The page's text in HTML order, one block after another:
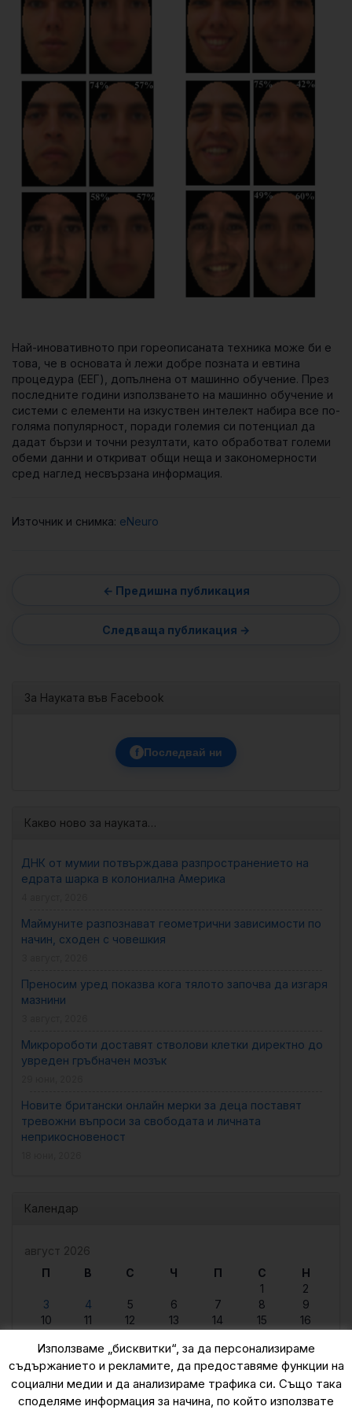
Най-иновативното при гореописаната техника може би е
това, че в основата ѝ лежи добре позната и евтина
процедура (ЕЕГ), допълнена от машинно обучение. През
последните години използването на машинно обучение и
системи с елементи на изкуствен интелект набира все по-
голяма популярност, поради големия си потенциал да
дадат бързи и точни резултати, като обработват големи
обеми данни и откриват общи неща и закономерности
сред наглед несвързана информация.
Източник и снимка: eNeuro
За Науката във Facebook
f Последвай ни
Какво ново за науката…
ДНК от мумии потвърждава разпространението на
едрата шарка в колониална Америка
Маймуните разпознават геометрични зависимости по
начин, сходен с човешкия
Преносим уред показва кога тялото започва да изгаря
мазнини
Микророботи доставят стволови клетки директно до
увреден гръбначен мозък
Новите британски онлайн мерки за деца поставят
тревожни въпроси за свободата и личната
неприкосновеност
Календар
август 2026
П
В С Ч П С
Н
1
2
3
4 5 6 7 8
9
10
11 12 13 14 15
16
24
25 26 27 28 29
30
31
« юни
Използваме „бисквитки“, за да персонализираме
съдържанието и рекламите, да предоставяме функции на
социални медии и да анализираме трафика си. Също така
споделяме информация за начина, по който използвате